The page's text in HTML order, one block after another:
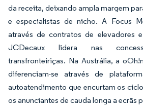
da receita, deixando ampla margem
e especialistas de nicho. A Focus
através de contratos de elevadores
JCDecaux lidera nas
transfronteiriças. Na Austrália, a
diferenciam-se através de
autoatendimento que encurtam os
os anunciantes de cauda longa a ecrãs